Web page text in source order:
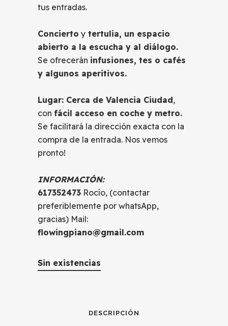
tus entradas.
Concierto y tertulia, un espacio
abierto a la escucha y al diálogo.
Se ofrecerán infusiones, tes o cafés
y algunos aperitivos.
Lugar: Cerca de Valencia Ciudad,
con fácil acceso en coche y metro.
Se facilitará la dirección exacta con la
compra de la entrada. Nos vemos
pronto!
INFORMACIÓN:
617352473 Rocío, (contactar
preferiblemente por whatsApp,
gracias) Mail:
flowingpiano@gmail.com
Sin existencias
DESCRIPCIÓN